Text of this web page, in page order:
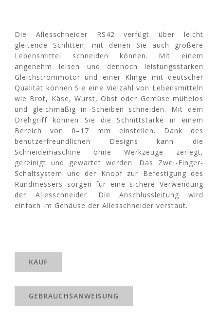
DE
Die Allesschneider RS42 verfügt über leicht
gleitende Schlitten, mit denen Sie auch größere
Lebensmittel schneiden können. Mit einem
angenehm leisen und dennoch leistungsstarken
Gleichstrommotor und einer Klinge mit deutscher
Qualität können Sie eine Vielzahl von Lebensmitteln
wie Brot, Käse, Wurst, Obst oder Gemüse mühelos
und gleichmäßig in Scheiben schneiden. Mit dem
Drehgriff können Sie die Schnittstärke in einem
Bereich von 0–17 mm einstellen. Dank des
benutzerfreundlichen Designs kann die
Schneidemaschine ohne Werkzeuge zerlegt,
gereinigt und gewartet werden. Das Zwei-Finger-
Schaltsystem und der Knopf zur Befestigung des
Rundmessers sorgen für eine sichere Verwendung
der Allesschneider. Die Anschlussleitung wird
einfach im Gehäuse der Allesschneider verstaut.
KAUF
GEBRAUCHSANWEISUNG